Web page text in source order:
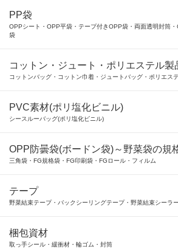
PP袋
OPPシート・OPP平袋・テープ付きOPP袋・両面透明封筒
袋
コットン・ジュート・ポリエステル製
コットンバッグ・コットン巾着・ジュートバッグ・ポリエス
PVC素材(ポリ塩化ビニル)
シースルーバッグ(ポリ塩化ビニル)
OPP防曇袋(ボードン袋)～野菜袋の規
三角袋・FG規格袋・FG印刷袋・FGロール・フィルム
テープ
野菜結束テープ・バックシーリングテープ・野菜結束シーラ
梱包資材
取っ手シール・緩衝材・輪ゴム・封筒